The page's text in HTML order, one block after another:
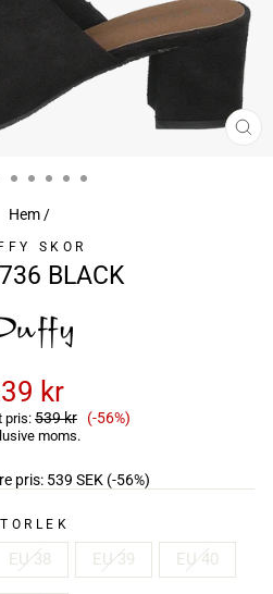
Hem/
SKOR
BLACK
kr
pris: 539 kr Reapris
(-56%)
moms.
pris: 539 SEK (-56%)
EU 38 EU 39 EU 40